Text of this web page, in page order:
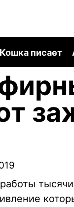
Кошка писает